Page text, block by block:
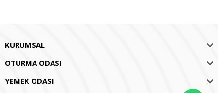
KURUMSAL
OTURMA ODASI
YEMEK ODASI